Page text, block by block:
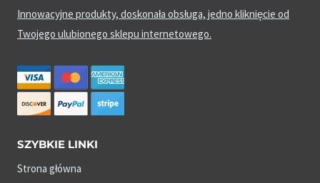
Innowacyjne produkty, doskonała obsługa, jedno kliknięcie od
Twojego ulubionego sklepu internetowego.
SZYBKIE LINKI
Strona główna